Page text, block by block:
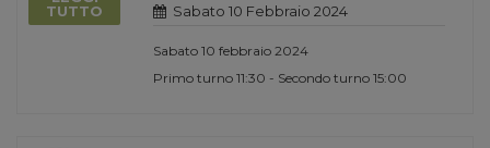
TUTTO
Sabato 10 Febbraio 2024
Sabato 10 febbraio 2024
Primo turno 11:30 - Secondo turno 15:00